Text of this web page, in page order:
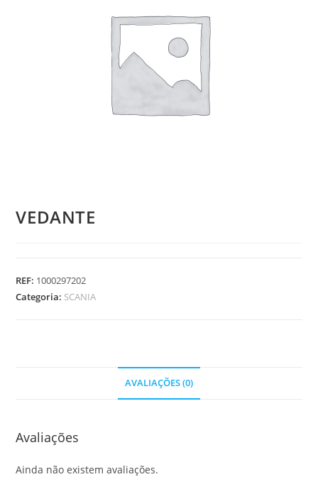
VEDANTE
REF: 1000297202
Categoria: SCANIA
AVALIAÇÕES (0)
Avaliações
Ainda não existem avaliações.